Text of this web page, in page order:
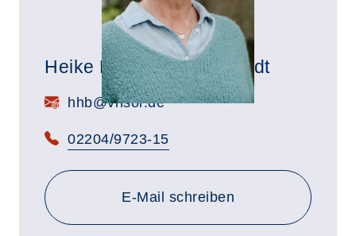
Heike Herrmann-Behrendt
E-Mail:hhb@vhsor.de
Telefon:
02204/9723-15
E-Mail schreiben